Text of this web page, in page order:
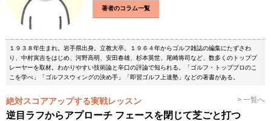
著者のコラム一覧
１９３８年生まれ。岩手県出身。立教大卒。１９６４年からゴルフ雑誌の編集にたずさわ
り、中村寅吉をはじめ、河野高明、安田春雄、杉本英世、尾崎将司など、数多くのトッププ
レーヤーを取材。わかりやすい技術論と辛口の評論で知られる。「ゴルフ・トッププロのこ
こを学べ」「ゴルフスウィングの決め手」「即習ゴルフ上達塾」などの著書がある。
絶対スコアアップする実戦レッスン > 一覧へ
逆目ラフからアプローチ フェースを閉じて芝ごと打つ